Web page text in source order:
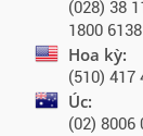
(028) 38
1800
Hoa kỳ:
(510) 417
Úc:
(02) 8006